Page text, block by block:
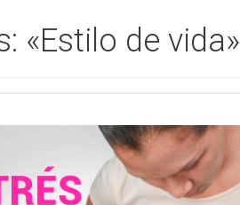
«Estilo de vida»